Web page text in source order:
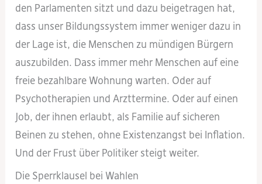
den Parlamenten sitzt und dazu beigetragen hat,
dass unser Bildungssystem immer weniger dazu in
der Lage ist, die Menschen zu mündigen Bürgern
auszubilden. Dass immer mehr Menschen auf eine
freie bezahlbare Wohnung warten. Oder auf
Psychotherapien und Arzttermine. Oder auf einen
Job, der ihnen erlaubt, als Familie auf sicheren
Beinen zu stehen, ohne Existenzangst bei Inflation.
Und der Frust über Politiker steigt weiter.
Die Sperrklausel bei Wahlen